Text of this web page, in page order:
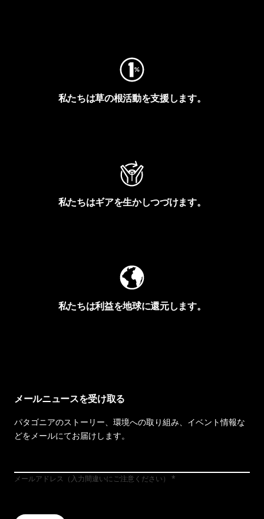
私たちは草の根活動を支援します。
私たちはギアを生かしつづけます。
私たちは利益を地球に還元します。
メールニュースを受け取る
パタゴニアのストーリー、環境への取り組み、イベント情報な
どをメールにてお届けします。
メールアドレス（入力間違いにご注意ください）